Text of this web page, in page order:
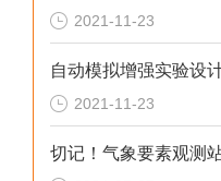
2021-11-23
自动模拟增强实验设
2021-11-23